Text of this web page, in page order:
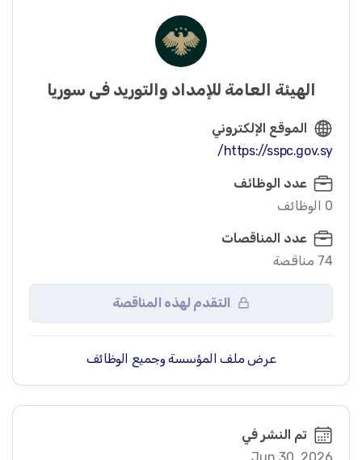
الهيئة العامة للإمداد والتوريد في سوريا
الموقع الإلكتروني
https://sspc.gov.sy/
عدد الوظائف
0 الوظائف
عدد المناقصات
74 مناقصة
عرض ملف المؤسسة وجميع الوظائف
تم النشر في